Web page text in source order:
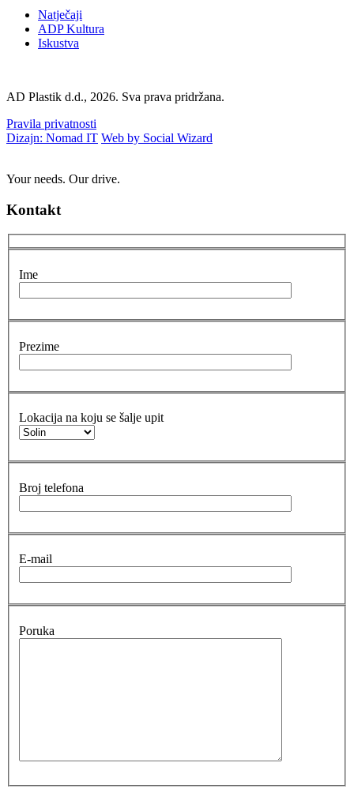
Natječaji
ADP Kultura
Iskustva
AD Plastik d.d., 2026. Sva prava pridržana.
Pravila privatnosti
Dizajn: Nomad IT Web by Social Wizard
Your needs. Our drive.
Kontakt
Ime
Prezime
Lokacija na koju se šalje upit
Broj telefona
E-mail
Poruka